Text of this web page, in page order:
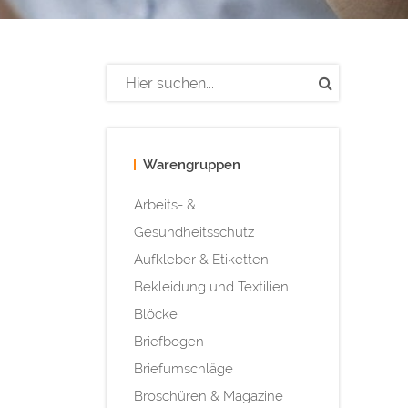
Warengruppen
Arbeits- &
Gesundheitsschutz
Aufkleber & Etiketten
Bekleidung und Textilien
Blöcke
Briefbogen
Briefumschläge
Broschüren & Magazine